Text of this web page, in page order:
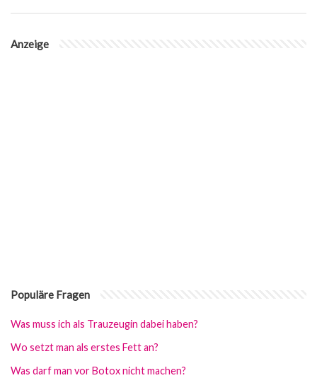
Anzeige
Populäre Fragen
Was muss ich als Trauzeugin dabei haben?
Wo setzt man als erstes Fett an?
Was darf man vor Botox nicht machen?